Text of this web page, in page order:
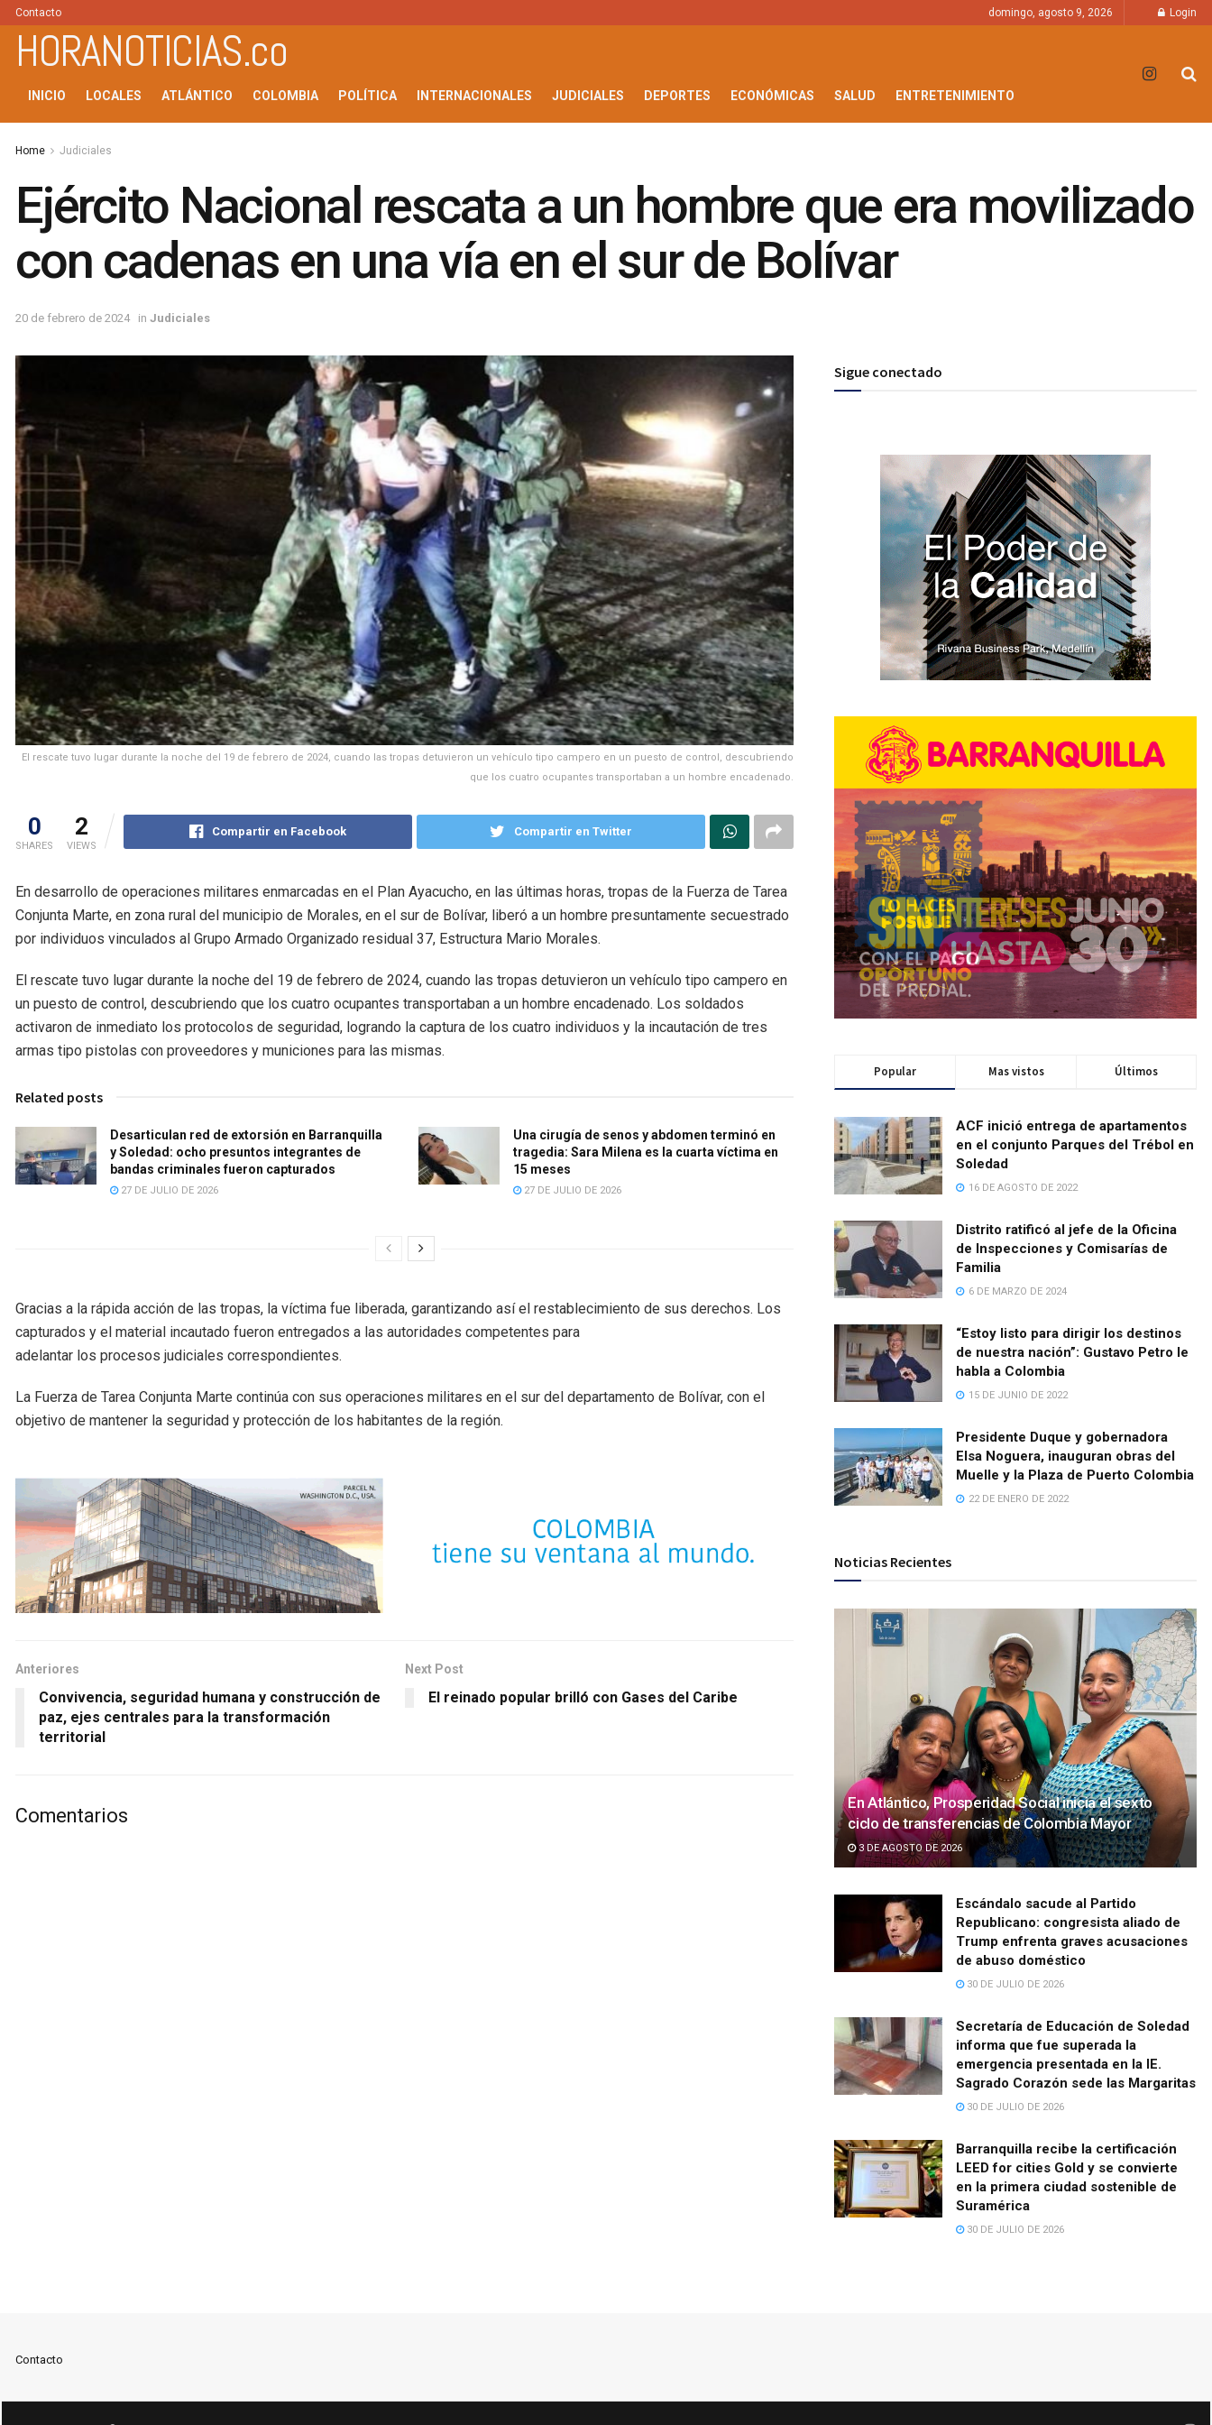
Contacto domingo, agosto 9, 2026 Login
HORANOTICIAS.co
INICIO LOCALES ATLÁNTICO COLOMBIA POLÍTICA INTERNACIONALES JUDICIALES DEPORTES ECONÓMICAS SALUD ENTRETENIMIENTO
Home Judiciales
Ejército Nacional rescata a un hombre que era movilizado
con cadenas en una vía en el sur de Bolívar
20 de febrero de 2024 in Judiciales
El rescate tuvo lugar durante la noche del 19 de febrero de 2024, cuando las tropas detuvieron un vehículo tipo campero en un puesto de control, descubriendo
que los cuatro ocupantes transportaban a un hombre encadenado.
0
SHARES
2
VIEWS
Compartir en Facebook Compartir en Twitter
En desarrollo de operaciones militares enmarcadas en el Plan Ayacucho, en las últimas horas, tropas de la Fuerza de Tarea
Conjunta Marte, en zona rural del municipio de Morales, en el sur de Bolívar, liberó a un hombre presuntamente secuestrado
por individuos vinculados al Grupo Armado Organizado residual 37, Estructura Mario Morales.
El rescate tuvo lugar durante la noche del 19 de febrero de 2024, cuando las tropas detuvieron un vehículo tipo campero en
un puesto de control, descubriendo que los cuatro ocupantes transportaban a un hombre encadenado. Los soldados
activaron de inmediato los protocolos de seguridad, logrando la captura de los cuatro individuos y la incautación de tres
armas tipo pistolas con proveedores y municiones para las mismas.
Related posts
Desarticulan red de extorsión en Barranquilla
y Soledad: ocho presuntos integrantes de
bandas criminales fueron capturados
27 DE JULIO DE 2026
Una cirugía de senos y abdomen terminó en
tragedia: Sara Milena es la cuarta víctima en
15 meses
27 DE JULIO DE 2026
Gracias a la rápida acción de las tropas, la víctima fue liberada, garantizando así el restablecimiento de sus derechos. Los
capturados y el material incautado fueron entregados a las autoridades competentes para
adelantar los procesos judiciales correspondientes.
La Fuerza de Tarea Conjunta Marte continúa con sus operaciones militares en el sur del departamento de Bolívar, con el
objetivo de mantener la seguridad y protección de los habitantes de la región.
Anteriores
Convivencia, seguridad humana y construcción de
paz, ejes centrales para la transformación
territorial
Next Post
El reinado popular brilló con Gases del Caribe
Comentarios
Sigue conectado
Popular Mas vistos Últimos
ACF inició entrega de apartamentos
en el conjunto Parques del Trébol en
Soledad
16 DE AGOSTO DE 2022
Distrito ratificó al jefe de la Oficina
de Inspecciones y Comisarías de
Familia
6 DE MARZO DE 2024
“Estoy listo para dirigir los destinos
de nuestra nación”: Gustavo Petro le
habla a Colombia
15 DE JUNIO DE 2022
Presidente Duque y gobernadora
Elsa Noguera, inauguran obras del
Muelle y la Plaza de Puerto Colombia
22 DE ENERO DE 2022
Noticias Recientes
En Atlántico, Prosperidad Social inicia el sexto
ciclo de transferencias de Colombia Mayor
3 DE AGOSTO DE 2026
Escándalo sacude al Partido
Republicano: congresista aliado de
Trump enfrenta graves acusaciones
de abuso doméstico
30 DE JULIO DE 2026
Secretaría de Educación de Soledad
informa que fue superada la
emergencia presentada en la IE.
Sagrado Corazón sede las Margaritas
30 DE JULIO DE 2026
Barranquilla recibe la certificación
LEED for cities Gold y se convierte
en la primera ciudad sostenible de
Suramérica
30 DE JULIO DE 2026
Contacto